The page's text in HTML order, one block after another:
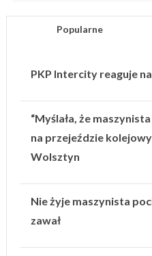
Popularne
PKP Intercity reaguje
“Myślała, że
na przejeździe
Wolsztyn
Nie żyje maszynista
zawał